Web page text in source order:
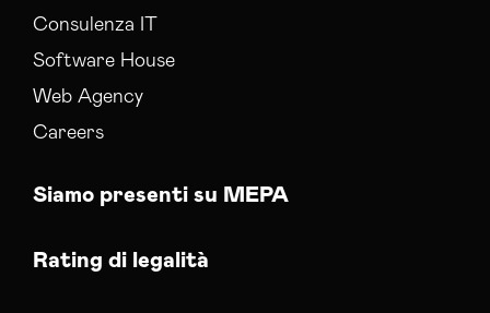
Consulenza IT
Software House
Web Agency
Careers
Siamo presenti su MEPA
Rating di legalità